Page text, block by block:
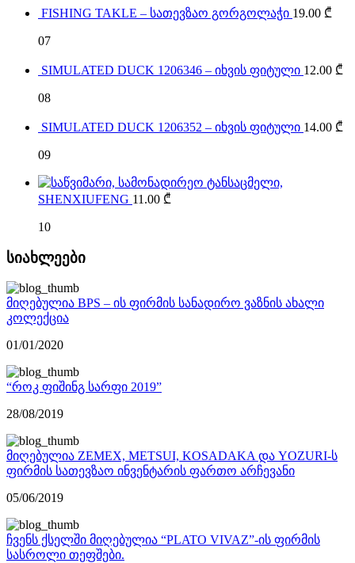
FISHING TAKLE – სათევზაო გორგოლაჭი 19.00 ₾
07
SIMULATED DUCK 1206346 – იხვის ფიტული 12.00 ₾
08
SIMULATED DUCK 1206352 – იხვის ფიტული 14.00 ₾
09
SHENXIUFENG 11.00 ₾
10
სიახლეები
მიღებულია BPS – ის ფირმის სანადირო ვაზნის ახალი
კოლექცია
01/01/2020
“როკ ფიშინგ სარფი 2019”
28/08/2019
მიღებულია ZEMEX, METSUI, KOSADAKA და YOZURI-ს
ფირმის სათევზაო ინვენტარის ფართო არჩევანი
05/06/2019
ჩვენს ქსელში მიღებულია “PLATO VIVAZ”-ის ფირმის
სასროლი თეფშები.